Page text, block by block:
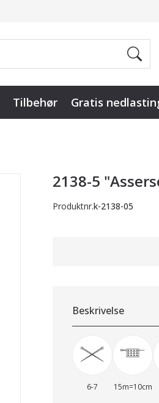
Tilbehør Gratis
2138-5
Produktnr.k-2138-05
Beskrivelse
6-7 15m=10cm